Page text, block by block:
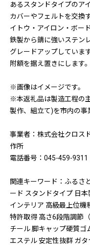
あるスタンドタイプのア
カバーやフェルトを交換
イトウ・アイロン・ボー
鉄製から錆に強いステン
グレードアップしていま
附額を据え置きにします。
※画像はイメージです。
※本返礼品は製造工程の
製作、組立て)を市内の事
事業者：株式会社クロス
作所
電話番号：045-459-9311
関連キーワード：ふるさ
ード スタンドタイプ 日
インテリア 高級最上位機
特許取得 高さ6段階調節
チール 脚キャップ硬質ゴ
エステル 安定性抜群 ガ